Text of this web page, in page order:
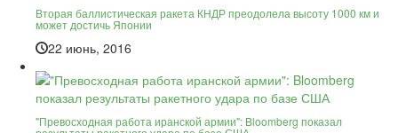
Вторая баллистическая ракета КНДР преодолела высоту 1000 км и
может достичь Японии
22 июнь, 2016
"Превосходная работа иранской армии": Bloomberg показал